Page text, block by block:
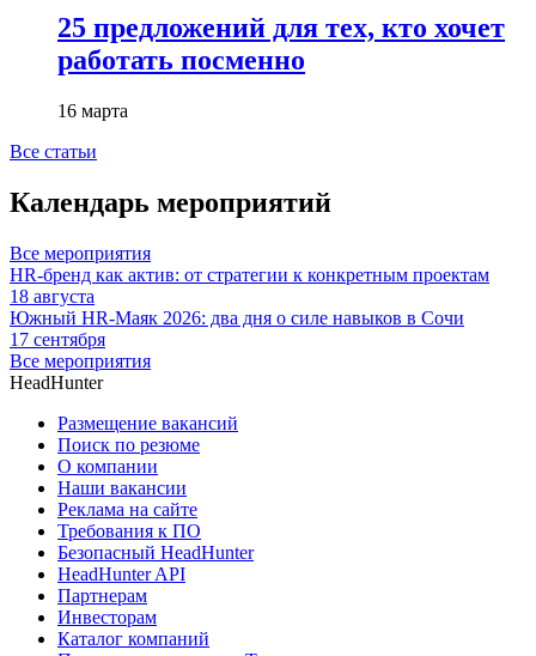
25 предложений для тех, кто хочет
работать посменно
16 марта
Все статьи
Календарь мероприятий
Все мероприятия
HR-бренд как актив: от стратегии к конкретным проектам
18 августа
Южный HR-Маяк 2026: два дня о силе навыков в Сочи
17 сентября
Все мероприятия
HeadHunter
Размещение вакансий
Поиск по резюме
О компании
Наши вакансии
Реклама на сайте
Требования к ПО
Безопасный HeadHunter
HeadHunter API
Партнерам
Инвесторам
Каталог компаний